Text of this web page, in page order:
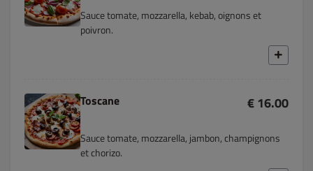
Sauce tomate, mozzarella, kebab, oignons et
poivron.
Toscane € 16.00
Sauce tomate, mozzarella, jambon, champignons
et chorizo.